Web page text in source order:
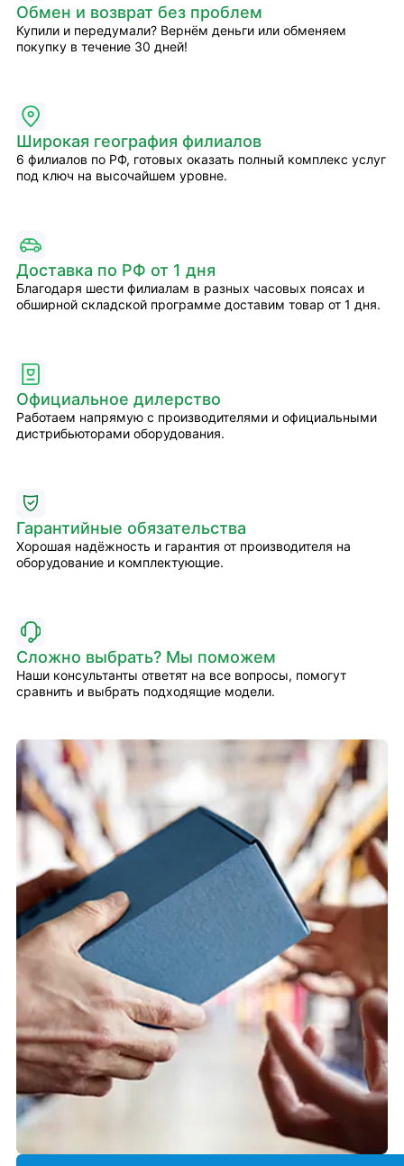
Обмен и возврат без проблем
Купили и передумали? Вернём деньги или обменяем
покупку в течение 30 дней!
Широкая география филиалов
6 филиалов по РФ, готовых оказать полный комплекс услуг
под ключ на высочайшем уровне.
Доставка по РФ от 1 дня
Благодаря шести филиалам в разных часовых поясах и
обширной складской программе доставим товар от 1 дня.
Официальное дилерство
Работаем напрямую с производителями и официальными
дистрибьюторами оборудования.
Гарантийные обязательства
Хорошая надёжность и гарантия от производителя на
оборудование и комплектующие.
Сложно выбрать? Мы поможем
Наши консультанты ответят на все вопросы, помогут
сравнить и выбрать подходящие модели.